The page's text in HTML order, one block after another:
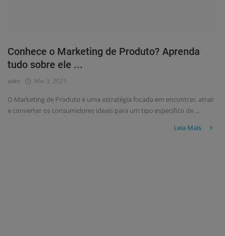
Conhece o Marketing de Produto? Aprenda
tudo sobre ele ...
adm Mai 3, 2021
O Marketing de Produto é uma estratégia focada em encontrar, atrair
e converter os consumidores ideais para um tipo específico de ...
Leia Mais